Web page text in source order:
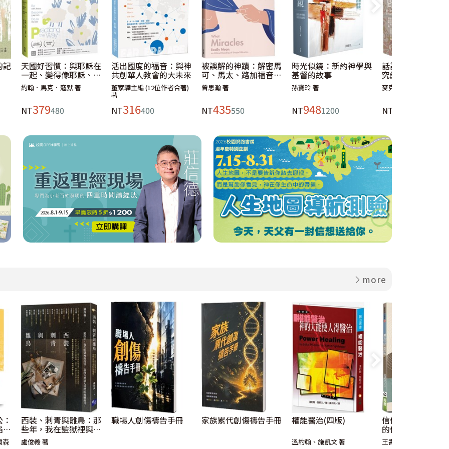
記 天國好習慣：與耶穌在
一起、變得像耶穌、做
耶穌做的事
約翰．馬克．寇默 著
NT379480
活出國度的福音：與神
共創華人教會的大未來
董家驊主編 (12位作者合著)
著
NT316400
被誤解的神蹟：解密馬
可、馬太、路加福音中
的異能、奇事與記號
曾思瀚 著
NT435550
時光似鏡：新約神學與
基督的故事
孫寶玲 著
NT9481200
話語之間：當代新
究綜覽
麥克奈特、古普塔主編
NT
more
死
森
西裝、刺青與雛鳥：那
些年，我在監獄裡與高
官、富商及黑道大哥們
盧俊義 著
職場人創傷禱告手冊 家族累代創傷禱告手冊 權能醫治(四版)
溫約翰、施凱文 著
信仰的回聲：跨越
的信仰雋語與屬靈
王壽來 著